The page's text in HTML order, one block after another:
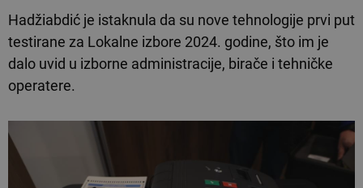
Hadžiabdić je istaknula da su nove tehnologije prvi put
testirane za Lokalne izbore 2024. godine, što im je
dalo uvid u izborne administracije, birače i tehničke
operatere.